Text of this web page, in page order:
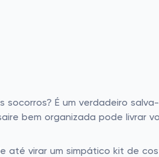
socorros? É um verdadeiro
bem organizada pode livrar
até virar um simpático kit de